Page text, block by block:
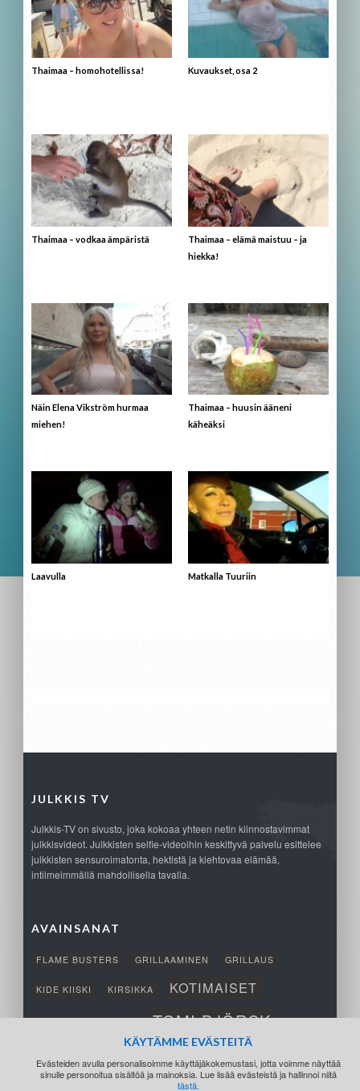
Thaimaa – homohotellissa! Kuvaukset, osa 2
Thaimaa – vodkaa ämpäristä
Thaimaa – elämä maistuu – ja
hiekka!
Näin Elena Vikström hurmaa
miehen!
Thaimaa – huusin ääneni
käheäksi
Laavulla Matkalla Tuuriin
JULKKIS TV
Julkkis-TV on sivusto, joka kokoaa yhteen netin kiinnostavimmat
julkkisvideot. Julkkisten selfie-videoihin keskittyvä palvelu esittelee
julkkisten sensuroimatonta, hektistä ja kiehtovaa elämää,
intiimeimmällä mahdollisella tavalla.
AVAINSANAT
FLAME BUSTERS GRILLAAMINEN GRILLAUS
KIDE KIISKI KIRSIKKA KOTIMAISET
TOMI BJÖRCK
KÄYTÄMME EVÄSTEITÄ
Evästeiden avulla personalisoimme käyttäjäkokemustasi, jotta voimme näyttää
sinulle personoitua sisältöä ja mainoksia. Lue lisää evästeistä ja hallinnoi niitä
tästä.